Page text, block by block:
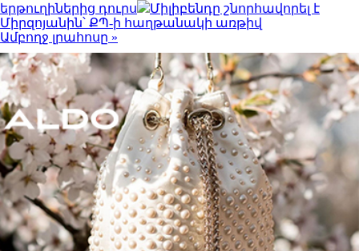
երթուղիներից դուրս
Միլիբենդը շնորհավորել է
Միրզոյանին՝ ՔՊ-ի հաղթանակի առթիվ
Ամբողջ լրահոսը »